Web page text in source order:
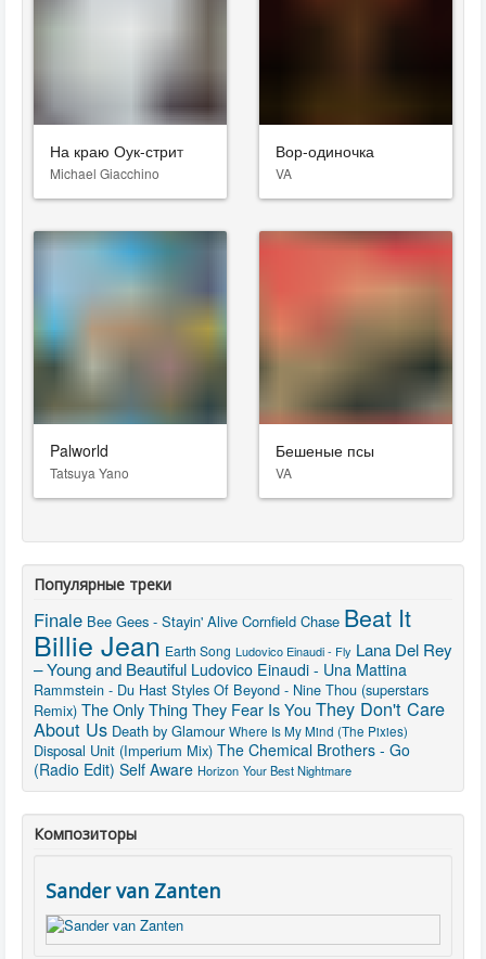
На краю Оук-стрит
Michael Giacchino
Вор-одиночка
VA
Palworld
Tatsuya Yano
Бешеные псы
VA
Популярные треки
Finale Bee Gees - Stayin' Alive Cornfield Chase Beat It
Billie Jean Earth Song Ludovico Einaudi - Fly Lana Del Rey
– Young and Beautiful Ludovico Einaudi - Una Mattina
Rammstein - Du Hast Styles Of Beyond - Nine Thou (superstars
Remix) The Only Thing They Fear Is You They Don't Care
About Us Death by Glamour Where Is My Mind (The Pixies)
Disposal Unit (Imperium Mix) The Chemical Brothers - Go
(Radio Edit) Self Aware Horizon Your Best Nightmare
Композиторы
Sander van Zanten